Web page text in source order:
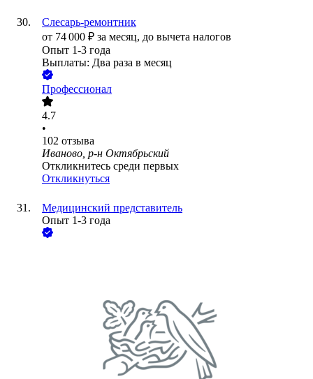
Слесарь-ремонтник
от 74 000 ₽ за месяц, до вычета налогов
Опыт 1-3 года
Выплаты: Два раза в месяц
Профессионал
4.7
•
102 отзыва
Иваново, р-н Октябрьский
Откликнитесь среди первых
Откликнуться
Медицинский представитель
Опыт 1-3 года